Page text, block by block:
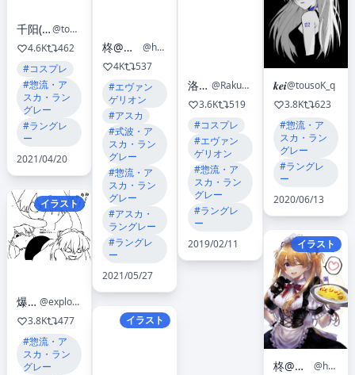
千阳(ちよ)🎐
@tokio0131
4.6K
462
#コスプレ
#惣流・ア
スカ・ラン
グレー
#ラングレ
ー
2021/04/20
イラスト
爆発電波
@explosionpsycho
3.8K
477
#惣流・ア
スカ・ラン
グレー
柊@アラあく通販開始
@h0lly1201eva
4K
537
#エヴァン
ゲリオン
#アスカ
#式波・ア
スカ・ラン
グレー
#惣流・ア
スカ・ラン
グレー
#アスカ・
ラングレー
#ラングレ
ー
2021/05/27
イラスト
洛洛子
@Rakukoooo
3.6K
519
#コスプレ
#エヴァン
ゲリオン
#惣流・ア
スカ・ラン
グレー
#ラングレ
ー
2019/02/11
𝒌𝒆𝒊@tousoK_q
3.8K
623
#惣流・ア
スカ・ラン
グレー
#ラングレ
ー
2020/06/13
イラスト
柊@アラあく通販開始
@h0lly1201eva